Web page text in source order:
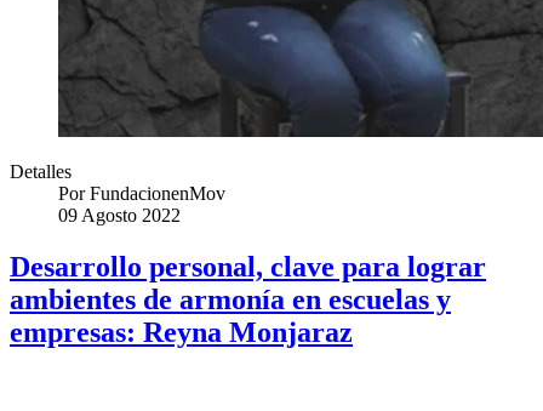
Detalles
PorFundacionenMov
09 Agosto 2022
Desarrollo personal, clave para lograr
ambientes de armonía en escuelas y
empresas: Reyna Monjaraz